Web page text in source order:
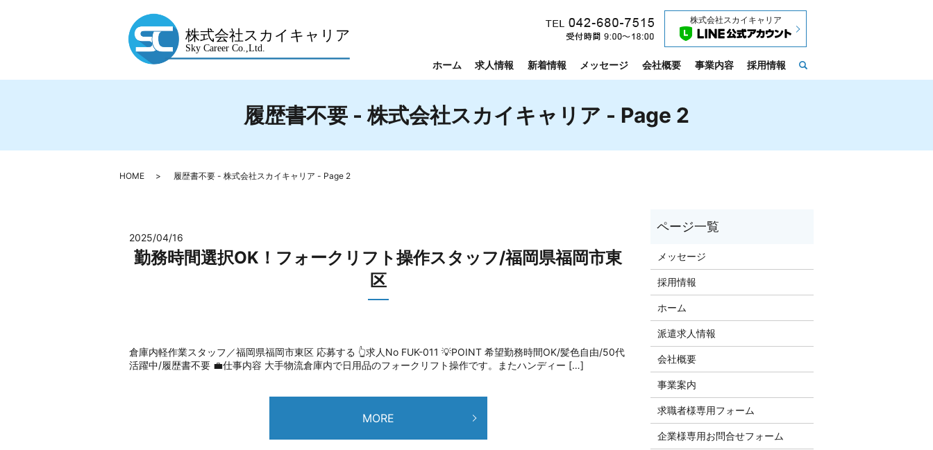
ホーム 求人情報 新着情報 メッセージ 会社概要 事業内容 採用情報 search
株式会社スカイキャリア
履歴書不要 - 株式会社スカイキャリア - Page 2
HOME 履歴書不要 - 株式会社スカイキャリア - Page 2
2025/04/16
勤務時間選択OK！フォークリフト操作スタッフ/福岡県福岡市東
区
倉庫内軽作業スタッフ／福岡県福岡市東区 応募する 👆求人No FUK-011 💡POINT 希望勤務時間OK/髪色自由/50代
活躍中/履歴書不要 💼仕事内容 大手物流倉庫内で日用品のフォークリフト操作です。またハンディー […]
MORE
メッセージ
採用情報
ホーム
派遣求人情報
会社概要
事業案内
求職者様専用フォーム
企業様専用お問合せフォーム